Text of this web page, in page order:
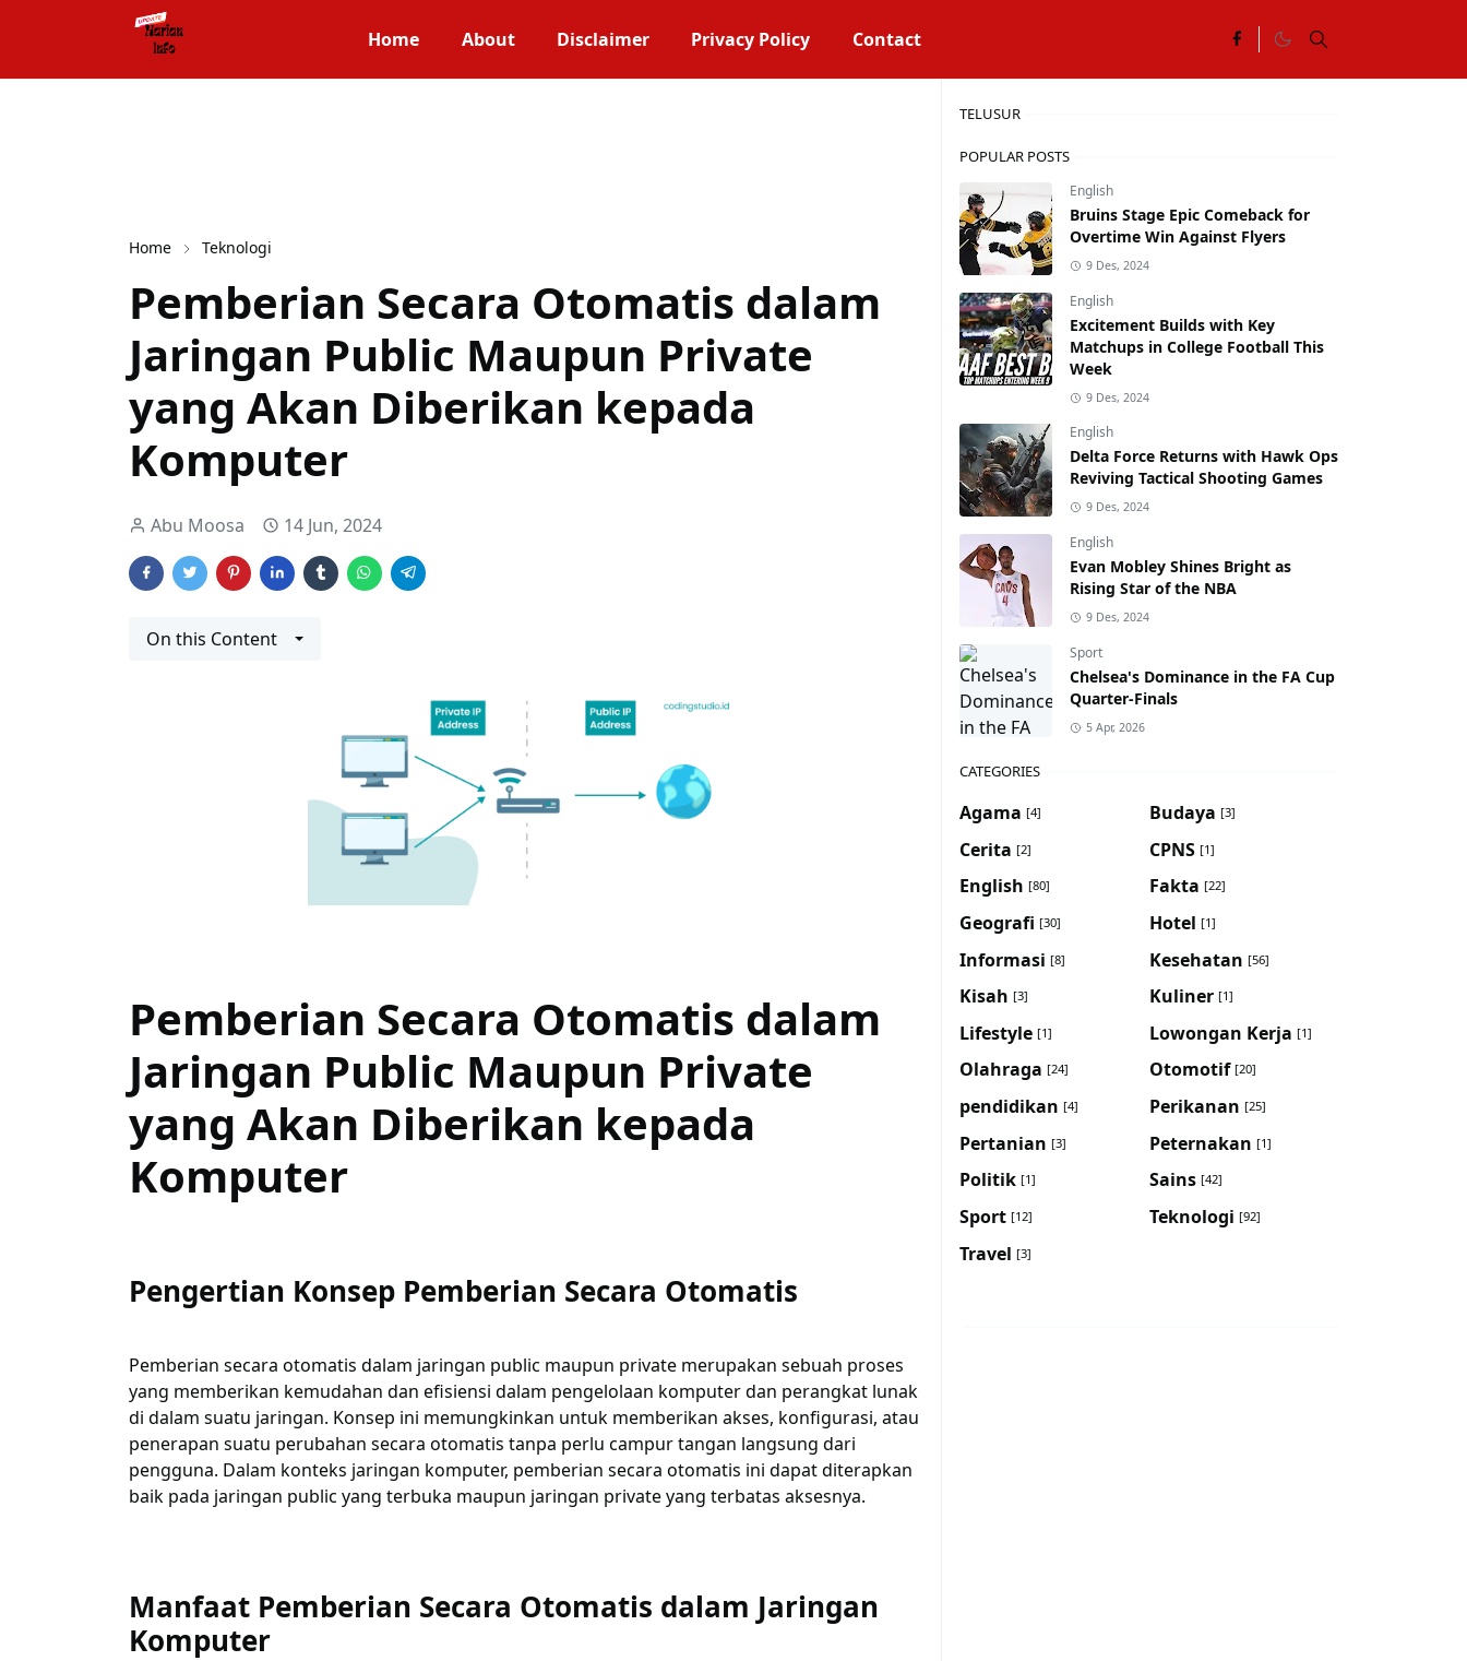
Home About Disclaimer Privacy Policy Contact
Home Teknologi
Pemberian Secara Otomatis dalam
Jaringan Public Maupun Private
yang Akan Diberikan kepada
Komputer
Abu Moosa 14 Jun, 2024
On this Content
Pemberian Secara Otomatis dalam
Jaringan Public Maupun Private
yang Akan Diberikan kepada
Komputer
Pengertian Konsep Pemberian Secara Otomatis
Pemberian secara otomatis dalam jaringan public maupun private merupakan sebuah proses
yang memberikan kemudahan dan efisiensi dalam pengelolaan komputer dan perangkat lunak
di dalam suatu jaringan. Konsep ini memungkinkan untuk memberikan akses, konfigurasi, atau
penerapan suatu perubahan secara otomatis tanpa perlu campur tangan langsung dari
pengguna. Dalam konteks jaringan komputer, pemberian secara otomatis ini dapat diterapkan
baik pada jaringan public yang terbuka maupun jaringan private yang terbatas aksesnya.
Manfaat Pemberian Secara Otomatis dalam Jaringan
Komputer
TELUSUR
POPULAR POSTS
English
Bruins Stage Epic Comeback for
Overtime Win Against Flyers
9 Des, 2024
English
Excitement Builds with Key
Matchups in College Football This
Week
9 Des, 2024
English
Delta Force Returns with Hawk Ops
Reviving Tactical Shooting Games
9 Des, 2024
English
Evan Mobley Shines Bright as
Rising Star of the NBA
9 Des, 2024
Sport
Chelsea's Dominance in the FA Cup
Quarter-Finals
5 Apr, 2026
CATEGORIES
Agama [4] Budaya [3]
Cerita [2] CPNS [1]
English [80] Fakta [22]
Geografi [30] Hotel [1]
Informasi [8] Kesehatan [56]
Kisah [3] Kuliner [1]
Lifestyle [1] Lowongan Kerja [1]
Olahraga [24] Otomotif [20]
pendidikan [4] Perikanan [25]
Pertanian [3] Peternakan [1]
Politik [1] Sains [42]
Sport [12] Teknologi [92]
Travel [3]